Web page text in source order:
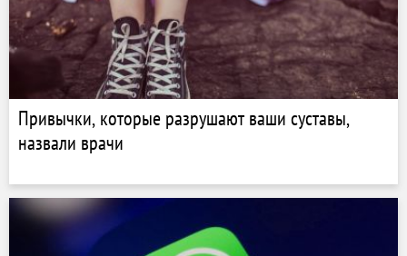
Привычки, которые разрушают ваши суставы,
назвали врачи